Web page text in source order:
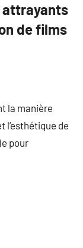
attrayants
de films
la manière
l’esthétique de
pour